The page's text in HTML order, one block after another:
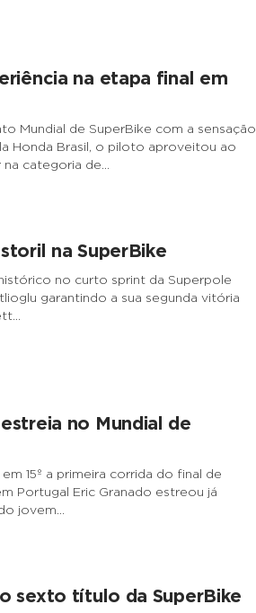
na etapa final em
Mundial de SuperBike com a sensação
Honda Brasil, o piloto aproveitou ao
na categoria de…
na SuperBike
no curto sprint da Superpole
garantindo a sua segunda vitória
no Mundial de
15º a primeira corrida do final de
Portugal Eric Granado estreou já
jovem…
sexto título da SuperBike